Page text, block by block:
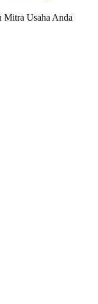
Mitra Usaha Anda